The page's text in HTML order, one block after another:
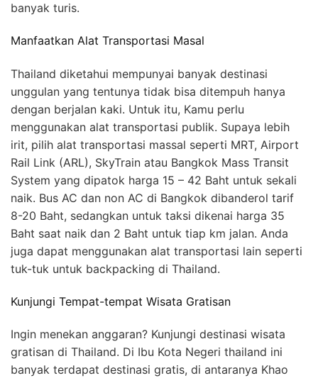
banyak turis.
Manfaatkan Alat Transportasi Masal
Thailand diketahui mempunyai banyak destinasi
unggulan yang tentunya tidak bisa ditempuh hanya
dengan berjalan kaki. Untuk itu, Kamu perlu
menggunakan alat transportasi publik. Supaya lebih
irit, pilih alat transportasi massal seperti MRT, Airport
Rail Link (ARL), SkyTrain atau Bangkok Mass Transit
System yang dipatok harga 15 – 42 Baht untuk sekali
naik. Bus AC dan non AC di Bangkok dibanderol tarif
8-20 Baht, sedangkan untuk taksi dikenai harga 35
Baht saat naik dan 2 Baht untuk tiap km jalan. Anda
juga dapat menggunakan alat transportasi lain seperti
tuk-tuk untuk backpacking di Thailand.
Kunjungi Tempat-tempat Wisata Gratisan
Ingin menekan anggaran? Kunjungi destinasi wisata
gratisan di Thailand. Di Ibu Kota Negeri thailand ini
banyak terdapat destinasi gratis, di antaranya Khao